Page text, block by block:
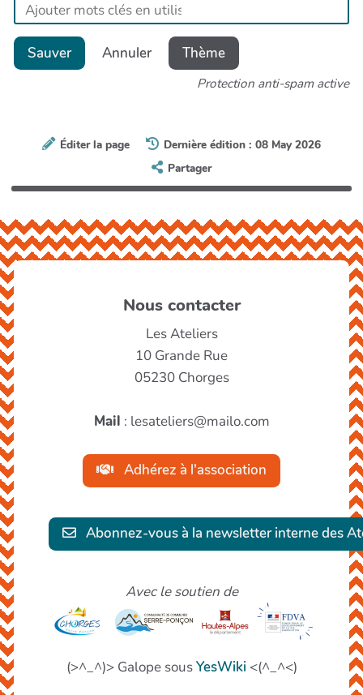
Sauver Annuler Thème
Protection anti-spam active
Éditer la page
Dernière édition : 08 May 2026
Partager
Nous contacter
Les Ateliers
10 Grande Rue
05230 Chorges
Mail : lesateliers@mailo.com
Adhérez à l'association
Abonnez-vous à la newsletter interne des
Avec le soutien de
(>^_^)> Galope sousYesWiki <(^_^<)